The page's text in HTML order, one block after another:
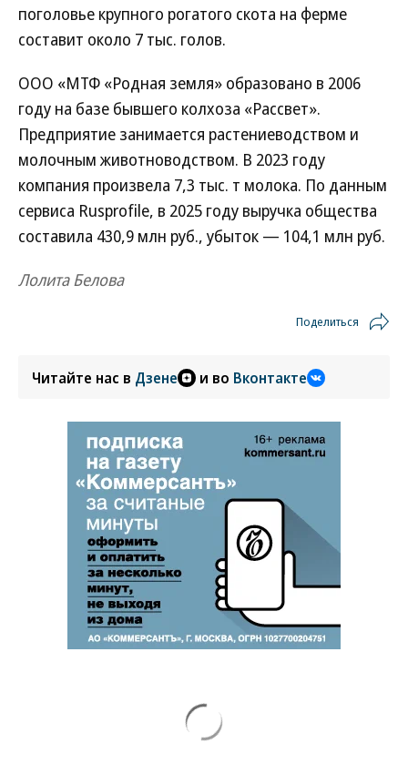
поголовье крупного рогатого скота на ферме
составит около 7 тыс. голов.
ООО «МТФ «Родная земля» образовано в 2006
году на базе бывшего колхоза «Рассвет».
Предприятие занимается растениеводством и
молочным животноводством. В 2023 году
компания произвела 7,3 тыс. т молока. По данным
сервиса Rusprofile, в 2025 году выручка общества
составила 430,9 млн руб., убыток — 104,1 млн руб.
Лолита Белова
Поделиться
Читайте нас в Дзене и во Вконтакте